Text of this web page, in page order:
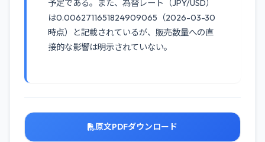
予定である。また、為替レート（JPY/USD）
は0.0062711651824909065（2026-03-30
時点）と記載されているが、販売数量への直
接的な影響は明示されていない。
原文PDFダウンロード